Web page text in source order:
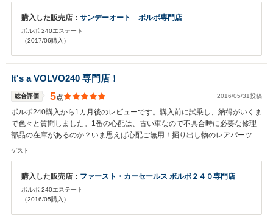
た。以前ディーラーに修理で持ち込んだときには「やっかいな車が来た
な・・」という応対で、しまいには間違った部品が取り付けられている始
末。サンデーオートにたどりついた日の安堵感は今でも忘れられません。ク
ルマもお店のかたにも一目惚れです。豊富な知識と経験があるのに私たちと
もきちんと聞き受けてくださいます。ビンテージ自動車販売店にありがちな
客の無知をあしらうような横柄な態度は一切ありませんし無理なお薦めもあ
りません。部品の修理交換などの際も、なぜこの部品の交換が必要なのか、
この先どのような症状が現れるのか分かりやすく丁寧に教えてくださいま
す。事前の修理費の見積も的確ですし、多額の出費になりそうな場合はしば
らく前の定期点検であらかじめ教えてくださいます。部品交換の後にも取り
外した傷んだ部品を見せて説明をしてくださいます。なるほどと関心しま
す。何から何まで安心なんです。昨年末、少し時間のかかる修理を応接テー
ブルで待っているとお昼を少し過ぎてしまいました。すると「従業員の賄い
と。日本中の自動車販売店はサンデーオートを見習ってほしいと思っていま
購入した販売店： サンデーオート ボルボ専門店
ボルボ 240エステート
（2017/06購入）
It's a VOLVO240 専門店！
総合評価 5点 2016/05/31投稿
ボルボ240購入から1カ月後のレビューです。購入前に試乗し、納得がいくま
で色々と質問しました。1番の心配は、古い車なので不具合時に必要な修理
部品の在庫があるのか？いま思えば心配ご無用！掘り出し物のレアパーツま
でありました。購入の決め手はアフターの安心感！ボルボ240専門店という
合いになりそうですm(_ _)m
ゲスト
購入した販売店： ファースト・カーセールス ボルボ２４０専門店
ボルボ 240エステート
（2016/05購入）